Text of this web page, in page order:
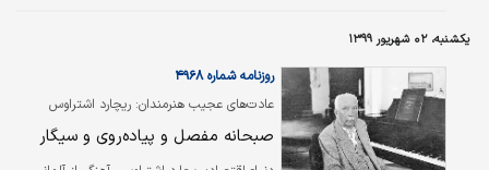
مصرف‌کنندگان مجموعه گلستان را بنیان گذار
است. مواردی از جمله تحقیق مستمر در شناسایی
نیاز مردم و مشتریان، افزایش مهارت و کارآیی،
مشارکت منابع انسانی در روند توسعه فعالیت‌ها،
بهبود مستمر در چرخه تولید، افزایش توان رقابت
یکشنبه، ۰۲ شهریور ۱۳۹۹
عادت‌های عجیب هنرمندان: ریچارد اشتراوس
روزنامه شماره ۴۹۶۸
صبحانه مفصل و پیاده‌روی و سیگار